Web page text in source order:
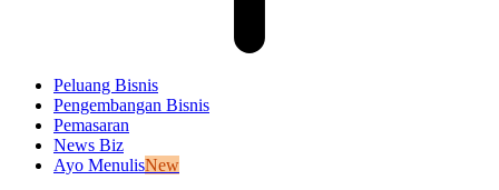
Peluang Bisnis
Pengembangan Bisnis
Pemasaran
News Biz
Ayo MenulisNew